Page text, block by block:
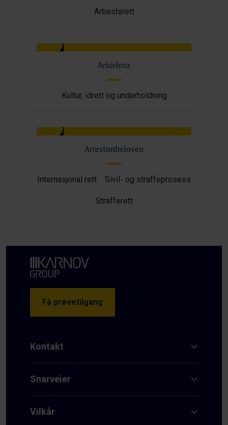
Arbeidsrett
Arkivlova
Kultur, idrett og underholdning
Arrestordreloven
Internasjonal rett Sivil- og straffeprosess
Strafferett
Få prøvetilgang
Kontakt
Snarveier
Vilkår